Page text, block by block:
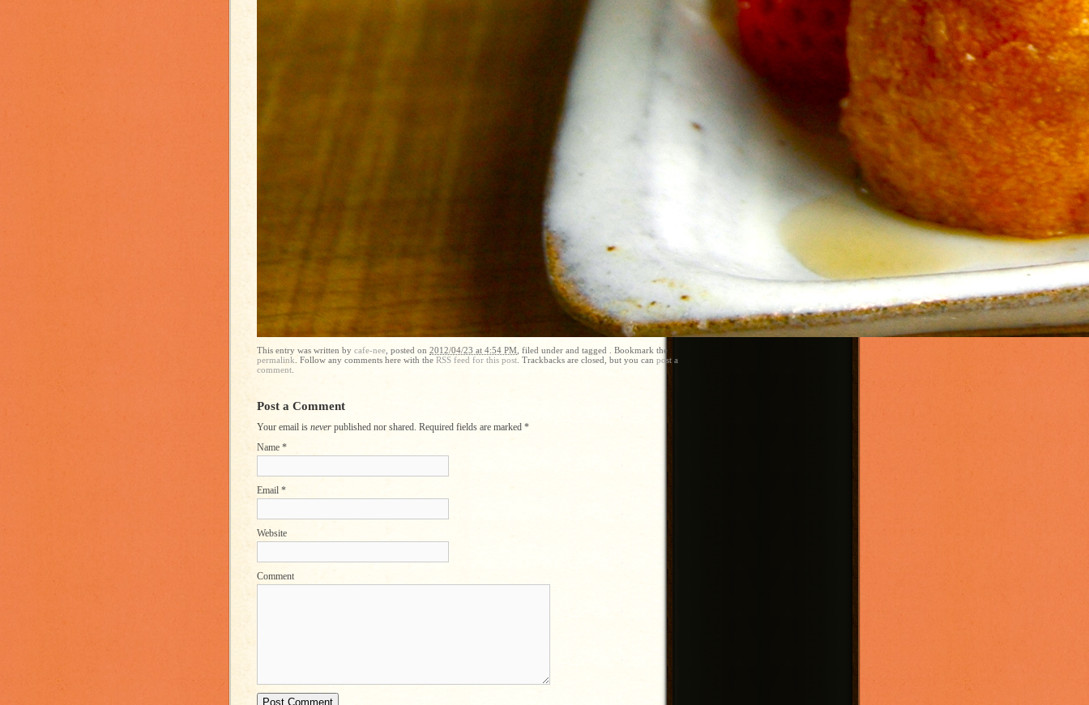
This entry was written by cafe-nee , posted on 2012/04/23 at 4:54 PM , filed under and tagged . Bookmark the
permalink . Follow any comments here with the RSS feed for this post . Trackbacks are closed, but you can post a
comment
Post a Comment
Your email is never published nor shared. Required fields are marked *
Name *
Email *
Website
Comment